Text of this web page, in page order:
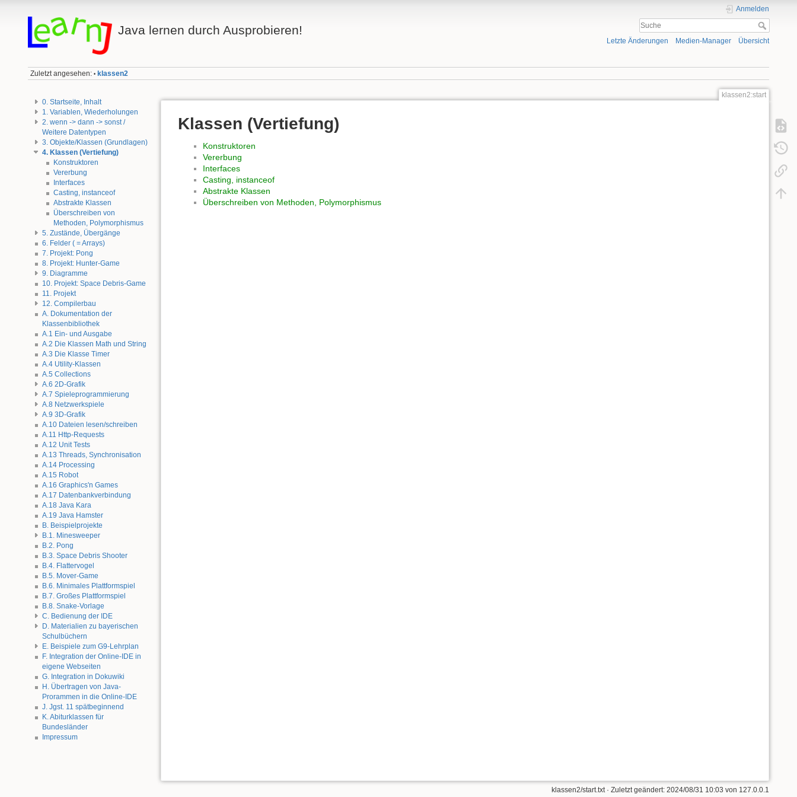
Java lernen durch Ausprobieren!
Anmelden
Letzte Änderungen Medien-Manager Übersicht
Zuletzt angesehen: • klassen2
0. Startseite, Inhalt
1. Variablen, Wiederholungen
2. wenn -> dann -> sonst /
Weitere Datentypen
3. Objekte/Klassen (Grundlagen)
4. Klassen (Vertiefung)
Konstruktoren
Vererbung
Interfaces
Casting, instanceof
Abstrakte Klassen
Überschreiben von
Methoden, Polymorphismus
5. Zustände, Übergänge
6. Felder ( = Arrays)
7. Projekt: Pong
8. Projekt: Hunter-Game
9. Diagramme
10. Projekt: Space Debris-Game
11. Projekt
12. Compilerbau
A. Dokumentation der
Klassenbibliothek
A.1 Ein- und Ausgabe
A.2 Die Klassen Math und String
A.3 Die Klasse Timer
A.4 Utility-Klassen
A.5 Collections
A.6 2D-Grafik
A.7 Spieleprogrammierung
A.8 Netzwerkspiele
A.9 3D-Grafik
A.10 Dateien lesen/schreiben
A.11 Http-Requests
A.12 Unit Tests
A.13 Threads, Synchronisation
A.14 Processing
A.15 Robot
A.16 Graphics'n Games
A.17 Datenbankverbindung
A.18 Java Kara
A.19 Java Hamster
B. Beispielprojekte
B.1. Minesweeper
B.2. Pong
B.3. Space Debris Shooter
B.4. Flattervogel
B.5. Mover-Game
B.6. Minimales Plattformspiel
B.7. Großes Plattformspiel
B.8. Snake-Vorlage
C. Bedienung der IDE
D. Materialien zu bayerischen
Schulbüchern
E. Beispiele zum G9-Lehrplan
F. Integration der Online-IDE in
eigene Webseiten
G. Integration in Dokuwiki
H. Übertragen von Java-
Prorammen in die Online-IDE
J. Jgst. 11 spätbeginnend
K. Abiturklassen für
Bundesländer
Impressum
klassen2:start
Klassen (Vertiefung)
Konstruktoren
Vererbung
Interfaces
Casting, instanceof
Abstrakte Klassen
Überschreiben von Methoden, Polymorphismus
klassen2/start.txt· Zuletzt geändert:2024/08/31 10:03 von 127.0.0.1